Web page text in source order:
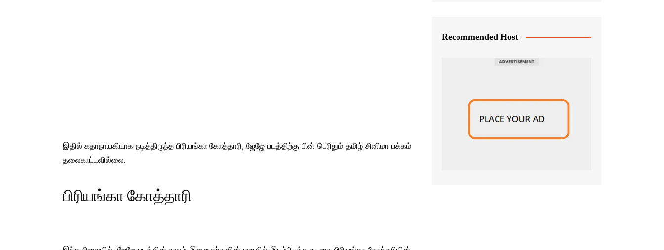
இதில் கதாநாயகியாக நடித்திருந்த பிரியங்கா கோத்தாரி, ஜேஜே படத்திற்கு பின் பெரிதும் தமிழ் சினிமா பக்கம்
தலைகாட்டவில்லை.
பிரியங்கா கோத்தாரி
Recommended Host